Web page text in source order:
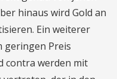
hinaus wird Gold an
Ein weiterer
geringen Preis
contra werden mit